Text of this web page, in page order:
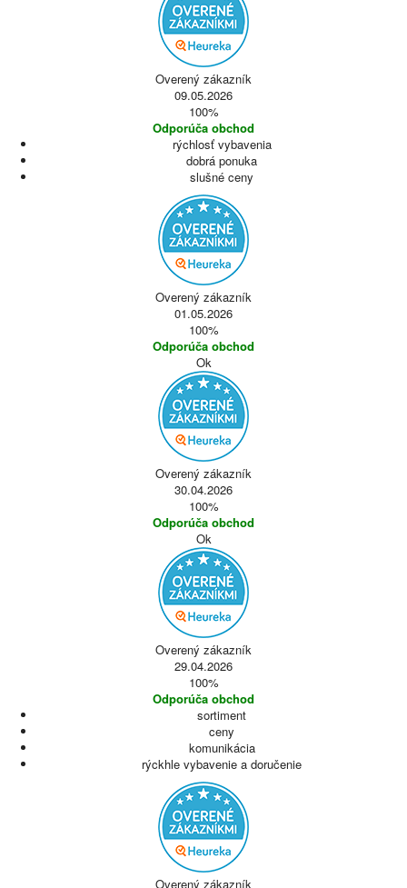
Overený zákazník
09.05.2026
100%
Odporúča obchod
rýchlosť vybavenia
dobrá ponuka
slušné ceny
Overený zákazník
01.05.2026
100%
Odporúča obchod
Ok
Overený zákazník
30.04.2026
100%
Odporúča obchod
Ok
Overený zákazník
29.04.2026
100%
Odporúča obchod
sortiment
ceny
komunikácia
rýckhle vybavenie a doručenie
Overený zákazník